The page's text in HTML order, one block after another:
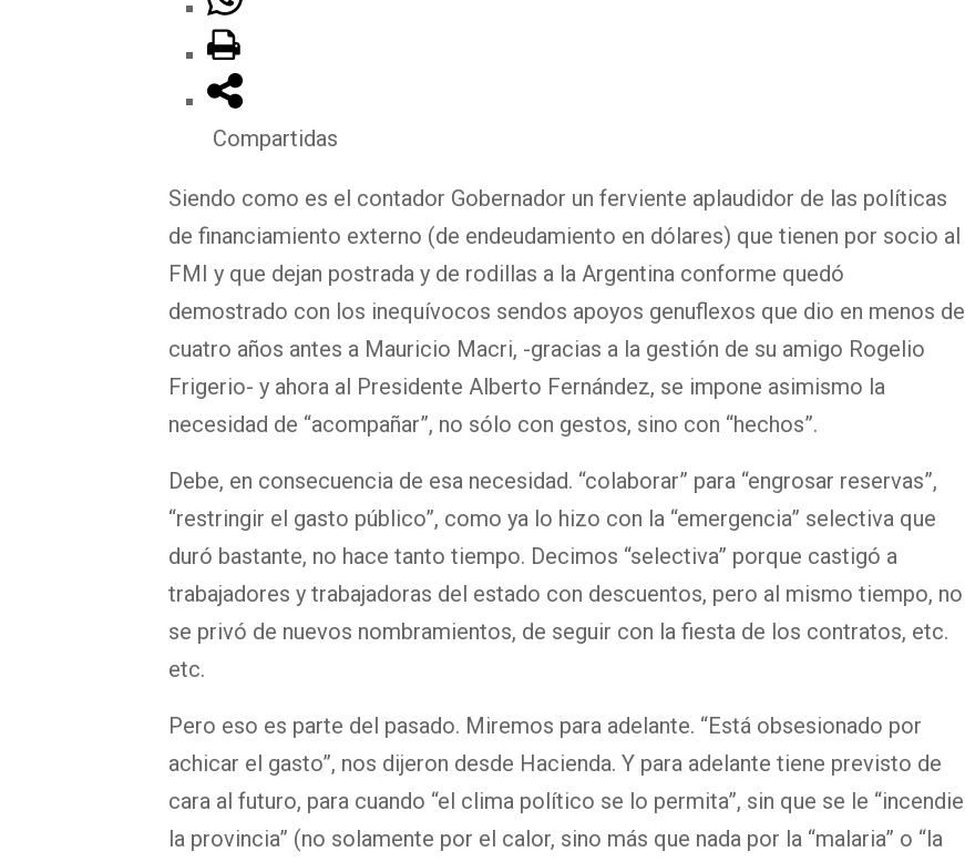
Compartidas
Siendo como es el contador Gobernador un ferviente aplaudidor de las políticas
de financiamiento externo (de endeudamiento en dólares) que tienen por socio al
FMI y que dejan postrada y de rodillas a la Argentina conforme quedó
demostrado con los inequívocos sendos apoyos genuflexos que dio en menos de
cuatro años antes a Mauricio Macri, -gracias a la gestión de su amigo Rogelio
Frigerio- y ahora al Presidente Alberto Fernández, se impone asimismo la
necesidad de “acompañar”, no sólo con gestos, sino con “hechos”.
Debe, en consecuencia de esa necesidad. “colaborar” para “engrosar reservas”,
“restringir el gasto público”, como ya lo hizo con la “emergencia” selectiva que
duró bastante, no hace tanto tiempo. Decimos “selectiva” porque castigó a
trabajadores y trabajadoras del estado con descuentos, pero al mismo tiempo, no
se privó de nuevos nombramientos, de seguir con la fiesta de los contratos, etc.
etc.
Pero eso es parte del pasado. Miremos para adelante. “Está obsesionado por
achicar el gasto”, nos dijeron desde Hacienda. Y para adelante tiene previsto de
cara al futuro, para cuando “el clima político se lo permita”, sin que se le “incendie
la provincia” (no solamente por el calor, sino más que nada por la “malaria” o “la